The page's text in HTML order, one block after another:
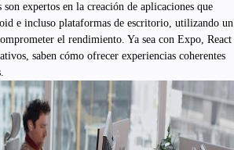
son expertos en la creación de aplicaciones que
e incluso plataformas de escritorio, utilizando un
el rendimiento. Ya sea con Expo, React
saben cómo ofrecer experiencias coherentes